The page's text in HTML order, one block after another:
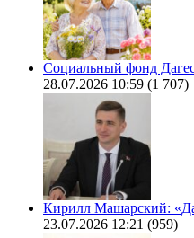
Социальный фонд
28.07.2026 10:59 (1 707)
Кирилл Машарский:
23.07.2026 12:21 (959)